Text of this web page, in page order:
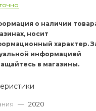
о наличии
носит
характер.
информацией
в магазины.
— 2020